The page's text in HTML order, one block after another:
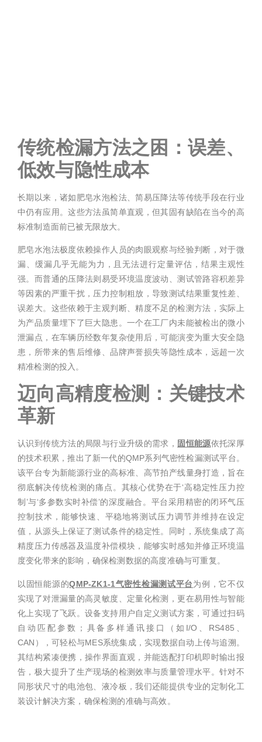
传统检漏方法之困：误差、
低效与隐性成本
长期以来，诸如肥皂水泡检法、简易压降法等传统手段在行业
中仍有应用。这些方法虽简单直观，但其固有缺陷在当今的高
标准制造面前已被无限放大。
肥皂水泡法极度依赖操作人员的肉眼观察与经验判断，对于微
漏、缓漏几乎无能为力，且无法进行定量评估，结果主观性
强。而普通的压降法则易受环境温度波动、测试管路容积差异
等因素的严重干扰，压力控制粗放，导致测试结果重复性差、
误差大。这些依赖于主观判断、精度不足的检测方法，实际上
为产品质量埋下了巨大隐患。一个在工厂内未能被检出的微小
泄漏点，在车辆历经数年复杂使用后，可能演变为重大安全隐
患，所带来的售后维修、品牌声誉损失等隐性成本，远超一次
精准检测的投入。
迈向高精度检测：关键技术
革新
认识到传统方法的局限与行业升级的需求， 固恒能源依托深厚
的技术积累，推出了新一代的QMP系列气密性检漏测试平台。
该平台专为新能源行业的高标准、高节拍产线量身打造，旨在
彻底解决传统检测的痛点。其核心优势在于‘高稳定性压力控
制’与‘多参数实时补偿’的深度融合。平台采用精密的闭环气压
控制技术，能够快速、平稳地将测试压力调节并维持在设定
值，从源头上保证了测试条件的稳定性。同时，系统集成了高
精度压力传感器及温度补偿模块，能够实时感知并修正环境温
度变化带来的影响，确保检测数据的高度准确与可重复。
以固恒能源的QMP-ZK1-1气密性检漏测试平台为例，它不仅
实现了对泄漏量的高灵敏度、定量化检测，更在易用性与智能
化上实现了飞跃。设备支持用户自定义测试方案，可通过扫码
自动匹配参数；具备多样通讯接口（如I/O、RS485、
CAN），可轻松与MES系统集成，实现数据自动上传与追溯。
其结构紧凑便携，操作界面直观，并能选配打印机即时输出报
告，极大提升了生产现场的检测效率与质量管理水平。针对不
同形状尺寸的电池包、液冷板，我们还能提供专业的定制化工
装设计解决方案，确保检测的准确与高效。